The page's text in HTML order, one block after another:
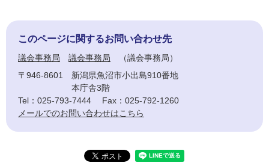
このページに関するお問い合わせ先
議会事務局 議会事務局
議会事務局
〒946-8601
新潟県魚沼市小出島910番地
本庁舎3階
Tel：025-793-7444
Fax：025-792-1260
メールでのお問い合わせはこちら